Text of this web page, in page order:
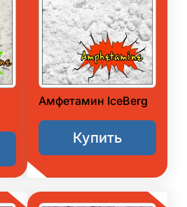
Амфетамин IceBerg
Купить